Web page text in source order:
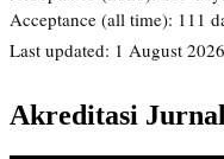
Akreditasi Jurnal